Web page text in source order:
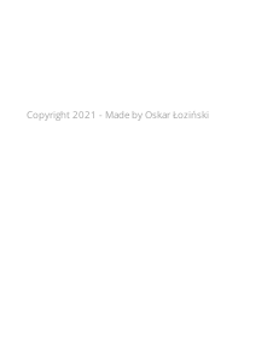
Copyright 2021 - Made by Oskar Łoziński